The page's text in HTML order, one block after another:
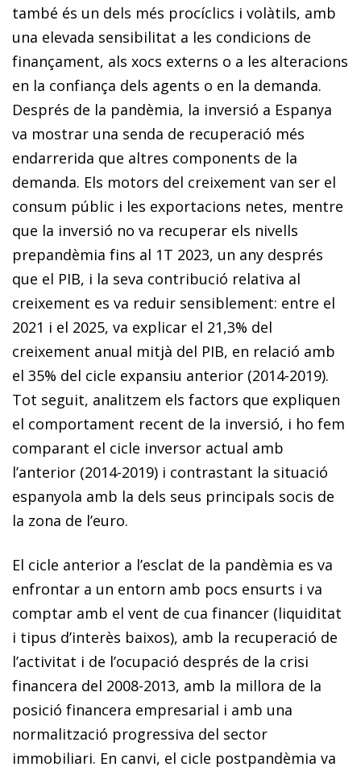
també és un dels més procíclics i volàtils, amb
una elevada sensibilitat a les condicions de
finançament, als xocs externs o a les alteracions
en la confiança dels agents o en la demanda.
Després de la pandèmia, la inversió a Espanya
va mostrar una senda de recuperació més
endarrerida que altres components de la
demanda. Els motors del creixement van ser el
consum públic i les exportacions netes, mentre
que la inversió no va recuperar els nivells
prepandèmia fins al 1T 2023, un any després
que el PIB, i la seva contribució relativa al
creixement es va reduir sensiblement: entre el
2021 i el 2025, va explicar el 21,3% del
creixement anual mitjà del PIB, en relació amb
el 35% del cicle expansiu anterior (2014-2019).
Tot seguit, analitzem els factors que expliquen
el comportament recent de la inversió, i ho fem
comparant el cicle inversor actual amb
l’anterior (2014-2019) i contrastant la situació
espanyola amb la dels seus principals socis de
la zona de l’euro.
El cicle anterior a l’esclat de la pandèmia es va
enfrontar a un entorn amb pocs ensurts i va
comptar amb el vent de cua financer (liquiditat
i tipus d’interès baixos), amb la recuperació de
l’activitat i de l’ocupació després de la crisi
financera del 2008-2013, amb la millora de la
posició financera empresarial i amb una
normalització progressiva del sector
immobiliari. En canvi, el cicle postpandèmia va